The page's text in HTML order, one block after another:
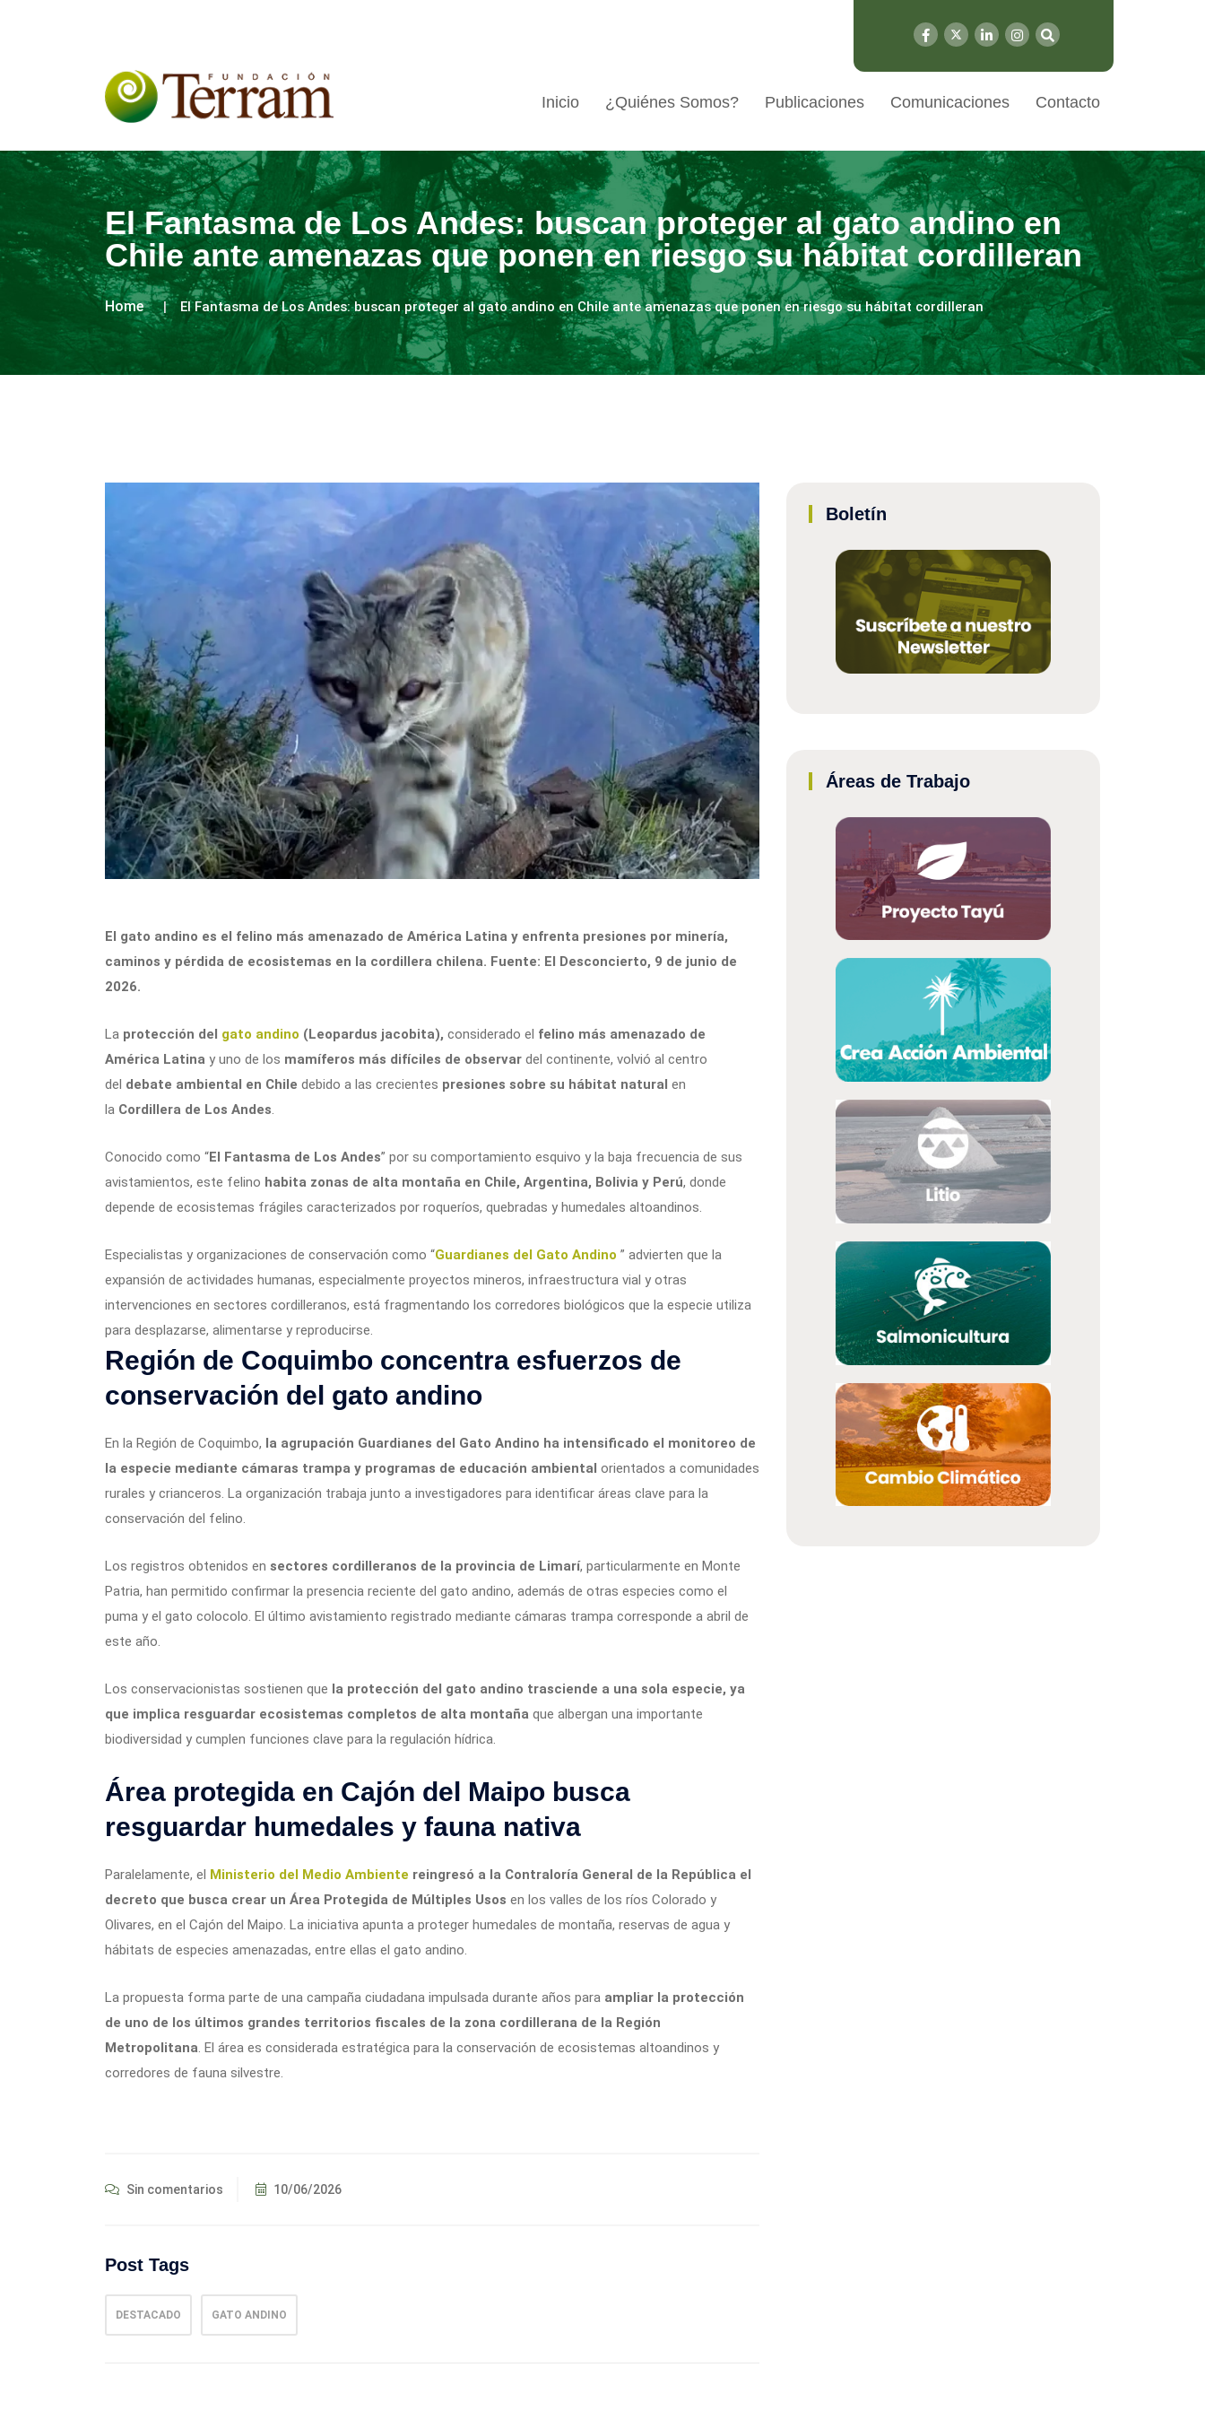
Inicio ¿Quiénes Somos? Publicaciones Comunicaciones Contacto
El Fantasma de Los Andes: buscan proteger al gato andino en
Chile ante amenazas que ponen en riesgo su hábitat cordilleran
Home El Fantasma de Los Andes: buscan proteger al gato andino en Chile ante amenazas que ponen en riesgo su hábitat cordilleran
El gato andino es el felino más amenazado de América Latina y enfrenta presiones por minería,
caminos y pérdida de ecosistemas en la cordillera chilena. Fuente: El Desconcierto, 9 de junio de
2026.
La protección del gato andino (Leopardus jacobita), considerado el felino más amenazado de
América Latina y uno de los mamíferos más difíciles de observar del continente, volvió al centro
del debate ambiental en Chile debido a las crecientes presiones sobre su hábitat natural en
la Cordillera de Los Andes.
Conocido como “El Fantasma de Los Andes” por su comportamiento esquivo y la baja frecuencia de sus
avistamientos, este felino habita zonas de alta montaña en Chile, Argentina, Bolivia y Perú, donde
depende de ecosistemas frágiles caracterizados por roqueríos, quebradas y humedales altoandinos.
Especialistas y organizaciones de conservación como “Guardianes del Gato Andino ” advierten que la
expansión de actividades humanas, especialmente proyectos mineros, infraestructura vial y otras
intervenciones en sectores cordilleranos, está fragmentando los corredores biológicos que la especie utiliza
para desplazarse, alimentarse y reproducirse.
Región de Coquimbo concentra esfuerzos de
conservación del gato andino
En la Región de Coquimbo, la agrupación Guardianes del Gato Andino ha intensificado el monitoreo de
la especie mediante cámaras trampa y programas de educación ambiental orientados a comunidades
rurales y crianceros. La organización trabaja junto a investigadores para identificar áreas clave para la
conservación del felino.
Los registros obtenidos en sectores cordilleranos de la provincia de Limarí, particularmente en Monte
Patria, han permitido confirmar la presencia reciente del gato andino, además de otras especies como el
puma y el gato colocolo. El último avistamiento registrado mediante cámaras trampa corresponde a abril de
este año.
Los conservacionistas sostienen que la protección del gato andino trasciende a una sola especie, ya
que implica resguardar ecosistemas completos de alta montaña que albergan una importante
biodiversidad y cumplen funciones clave para la regulación hídrica.
Área protegida en Cajón del Maipo busca
resguardar humedales y fauna nativa
Paralelamente, el Ministerio del Medio Ambiente reingresó a la Contraloría General de la República el
decreto que busca crear un Área Protegida de Múltiples Usos en los valles de los ríos Colorado y
Olivares, en el Cajón del Maipo. La iniciativa apunta a proteger humedales de montaña, reservas de agua y
hábitats de especies amenazadas, entre ellas el gato andino.
La propuesta forma parte de una campaña ciudadana impulsada durante años para ampliar la protección
de uno de los últimos grandes territorios fiscales de la zona cordillerana de la Región
Metropolitana. El área es considerada estratégica para la conservación de ecosistemas altoandinos y
corredores de fauna silvestre.
Sin comentarios 10/06/2026
Post Tags
DESTACADO GATO ANDINO
Boletín
Áreas de Trabajo